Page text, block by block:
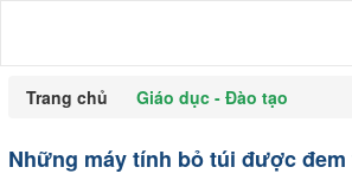
Trang chủ
Giáo dục - Đào tạo
Những máy tính bỏ túi được